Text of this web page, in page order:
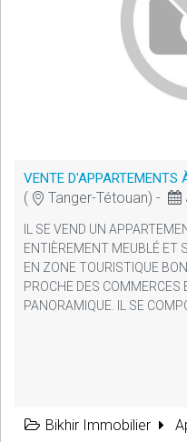
VENTE D'APPARTEMENTS
( Tanger-Tétouan) -
IL SE VEND UN
ENTIÈREMENT MEUBLÉ ET
EN ZONE TOURISTIQUE BON,
PROCHE DES COMMERCES
PANORAMIQUE. IL SE
Bikhir Immobilier